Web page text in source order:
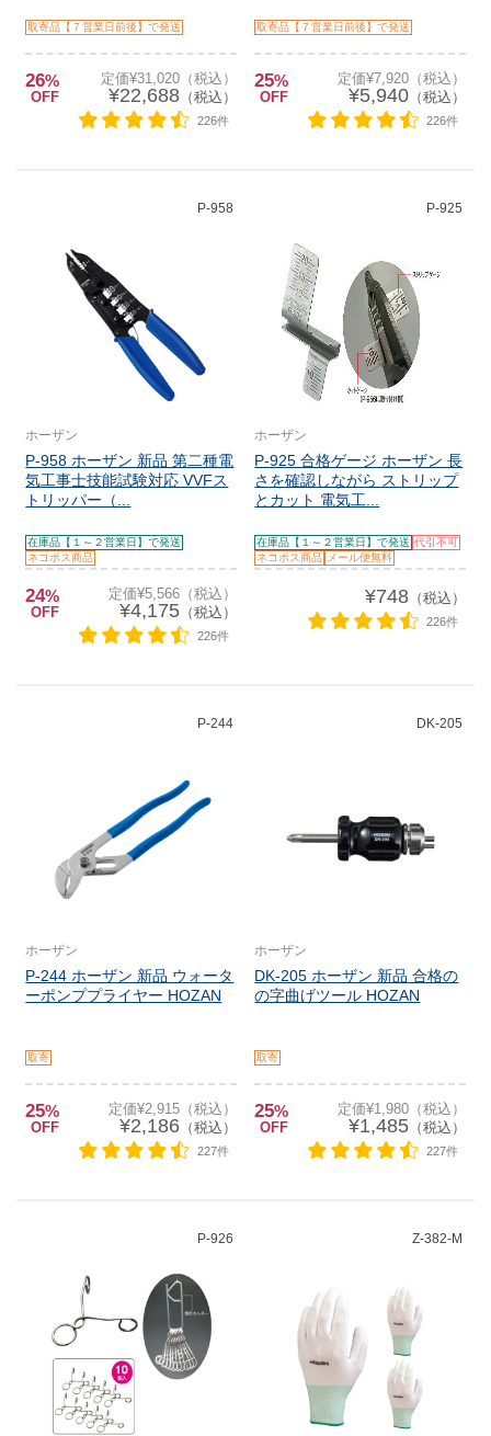
取寄品【７営業日前後】で発送
26%
OFF
定価¥31,020（税込）
¥22,688（税込）
226件
取寄品【７営業日前後】で発送
25%
OFF
定価¥7,920（税込）
¥5,940（税込）
226件
P-958
ホーザン
P-958 ホーザン 新品 第二種電
気工事士技能試験対応 VVFス
トリッパー（...
在庫品【１～２営業日】で発送
ネコポス商品
24%
OFF
定価¥5,566（税込）
¥4,175（税込）
226件
P-925
ホーザン
P-925 合格ゲージ ホーザン 長
さを確認しながら ストリップ
とカット 電気工...
在庫品【１～２営業日】で発送 代引不可
ネコポス商品
メール便無料
¥748（税込）
226件
P-244
ホーザン
P-244 ホーザン 新品 ウォータ
ーポンププライヤー HOZAN
取寄
25%
OFF
定価¥2,915（税込）
¥2,186（税込）
227件
DK-205
ホーザン
DK-205 ホーザン 新品 合格の
の字曲げツール HOZAN
取寄
25%
OFF
定価¥1,980（税込）
¥1,485（税込）
227件
P-926 Z-382-M